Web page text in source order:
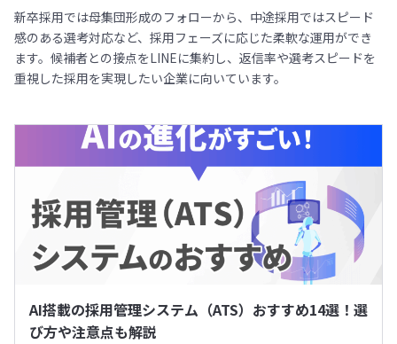
新卒採用では母集団形成のフォローから、中途採用ではスピード
感のある選考対応など、採用フェーズに応じた柔軟な運用ができ
ます。候補者との接点をLINEに集約し、返信率や選考スピードを
重視した採用を実現したい企業に向いています。
AI搭載の採用管理システム（ATS）おすすめ14選！選
び方や注意点も解説